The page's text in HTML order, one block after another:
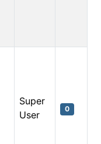
Super
User
0